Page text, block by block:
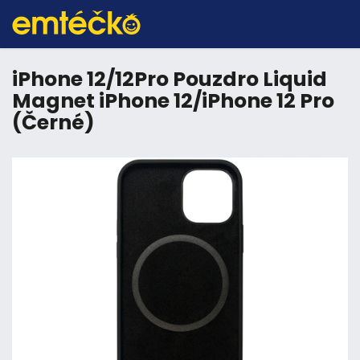
iPhone 12/12Pro Pouzdro Liquid
Magnet iPhone 12/iPhone 12 Pro
(Černé)